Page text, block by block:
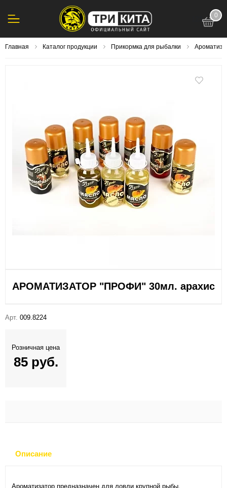
0
Главная Каталог продукции Прикормка для рыбалки
АРОМАТИЗАТОР "ПРОФИ" 30мл. арахис
Арт. 009.8224
Розничная цена
85 руб.
Описание
Ароматизатор предназначен для ловли крупной рыбы.